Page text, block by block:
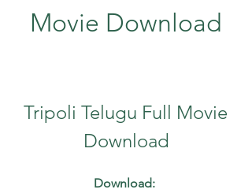
Movie Download
Tripoli Telugu Full Movie
Download